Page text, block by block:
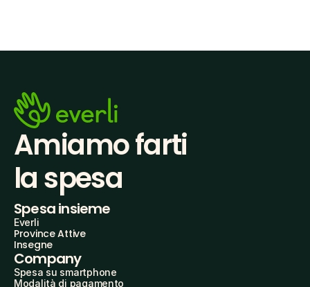
Amiamo farti
la spesa
Spesa insieme
Everli
Province Attive
Insegne
Company
Spesa su smartphone
Modalità di pagamento